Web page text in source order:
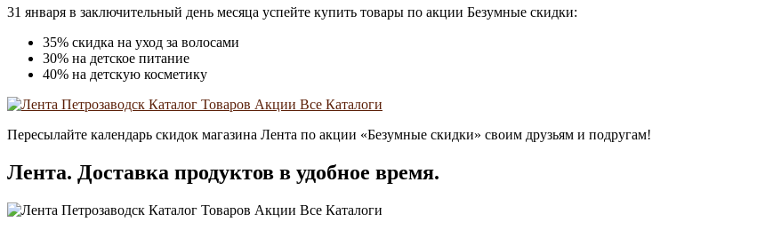
31 января в заключительный день месяца успейте купить товары по акции Безумные скидки:
35% скидка на уход за волосами
30% на детское питание
40% на детскую косметику
Пересылайте календарь скидок магазина Лента по акции «Безумные скидки» своим друзьям и подругам!
Лента. Доставка продуктов в удобное время.